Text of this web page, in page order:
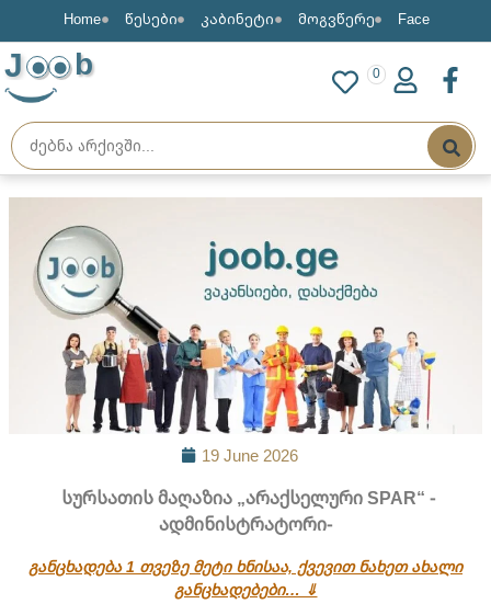
Home წესები კაბინეტი მოგვწერე Face
J b 0
19 June 2026
სურსათის მაღაზია „არაქსელური SPAR“ -
ადმინისტრატორი-
განცხადება 1 თვეზე მეტი ხნისაა, ქვევით ნახეთ ახალი
განცხადებები… ⇓